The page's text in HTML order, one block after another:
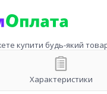
купити будь-який
Характеристики